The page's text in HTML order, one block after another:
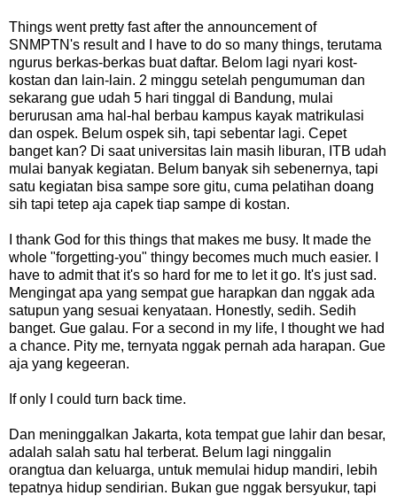
Things went pretty fast after the announcement of
SNMPTN's result and I have to do so many things, terutama
ngurus berkas-berkas buat daftar. Belom lagi nyari kost-
kostan dan lain-lain. 2 minggu setelah pengumuman dan
sekarang gue udah 5 hari tinggal di Bandung, mulai
berurusan ama hal-hal berbau kampus kayak matrikulasi
dan ospek. Belum ospek sih, tapi sebentar lagi. Cepet
banget kan? Di saat universitas lain masih liburan, ITB udah
mulai banyak kegiatan. Belum banyak sih sebenernya, tapi
satu kegiatan bisa sampe sore gitu, cuma pelatihan doang
sih tapi tetep aja capek tiap sampe di kostan.
I thank God for this things that makes me busy. It made the
whole "forgetting-you" thingy becomes much much easier. I
have to admit that it's so hard for me to let it go. It's just sad.
Mengingat apa yang sempat gue harapkan dan nggak ada
satupun yang sesuai kenyataan. Honestly, sedih. Sedih
banget. Gue galau. For a second in my life, I thought we had
a chance. Pity me, ternyata nggak pernah ada harapan. Gue
aja yang kegeeran.
If only I could turn back time.
Dan meninggalkan Jakarta, kota tempat gue lahir dan besar,
adalah salah satu hal terberat. Belum lagi ninggalin
orangtua dan keluarga, untuk memulai hidup mandiri, lebih
tepatnya hidup sendirian. Bukan gue nggak bersyukur, tapi